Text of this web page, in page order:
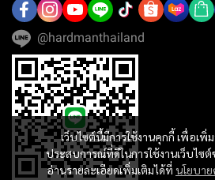
เว็บไซต์นี้มีการใช้งานคุกกี้ เพื่อเ
ประสบการณ์ที่ดีในการใช้งานเว็บไซ
อ่านรายละเอียดเพิ่มเติมได้ที่ นโยบา
@hardmanthailand